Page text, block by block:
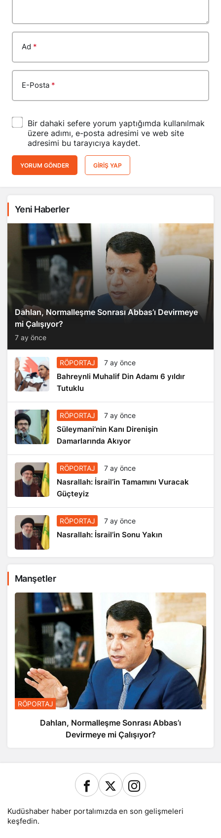
Ad *
E-Posta *
Bir dahaki sefere yorum yaptığımda kullanılmak
üzere adımı, e-posta adresimi ve web site
adresimi bu tarayıcıya kaydet.
YORUM GÖNDER GIRIŞ YAP
Yeni Haberler
Dahlan, Normalleşme Sonrası Abbas’ı Devirmeye
mi Çalışıyor?
7 ay önce
RÖPORTAJ 7 ay önce
Bahreynli Muhalif Din Adamı 6 yıldır
Tutuklu
RÖPORTAJ 7 ay önce
Süleymani’nin Kanı Direnişin
Damarlarında Akıyor
RÖPORTAJ 7 ay önce
Nasrallah: İsrail’in Tamamını Vuracak
Güçteyiz
RÖPORTAJ 7 ay önce
Nasrallah: İsrail’in Sonu Yakın
Manşetler
RÖPORTAJ
Dahlan, Normalleşme Sonrası Abbas’ı
Devirmeye mi Çalışıyor?
Kudüshaber haber portalımızda en son gelişmeleri
keşfedin.